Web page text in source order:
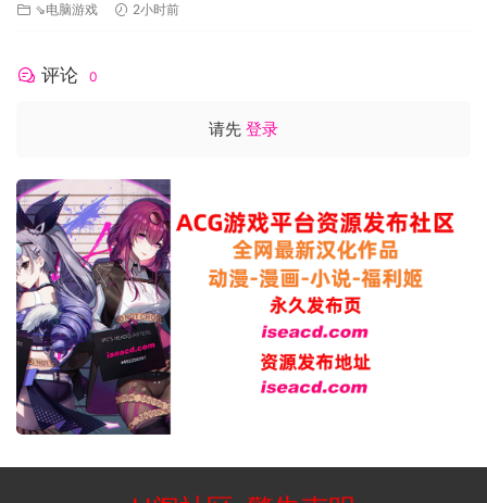
⇘电脑游戏 2小时前
评论 0
请先 登录